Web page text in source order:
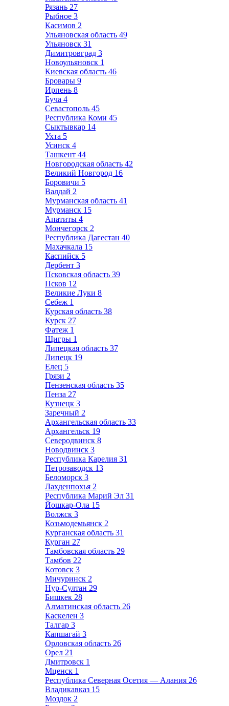
Рязань 27
Рыбное 3
Касимов 2
Ульяновская область 49
Ульяновск 31
Димитровград 3
Новоульяновск 1
Киевская область 46
Бровары 9
Ирпень 8
Буча 4
Севастополь 45
Республика Коми 45
Сыктывкар 14
Ухта 5
Усинск 4
Ташкент 44
Новгородская область 42
Великий Новгород 16
Боровичи 5
Валдай 2
Мурманская область 41
Мурманск 15
Апатиты 4
Мончегорск 2
Республика Дагестан 40
Махачкала 15
Каспийск 5
Дербент 3
Псковская область 39
Псков 12
Великие Луки 8
Себеж 1
Курская область 38
Курск 27
Фатеж 1
Щигры 1
Липецкая область 37
Липецк 19
Елец 5
Грязи 2
Пензенская область 35
Пенза 27
Кузнецк 3
Заречный 2
Архангельская область 33
Архангельск 19
Северодвинск 8
Новодвинск 3
Республика Карелия 31
Петрозаводск 13
Беломорск 3
Лахденпохья 2
Республика Марий Эл 31
Йошкар-Ола 15
Волжск 3
Козьмодемьянск 2
Курганская область 31
Курган 27
Тамбовская область 29
Тамбов 22
Котовск 3
Мичуринск 2
Нур-Султан 29
Бишкек 28
Алматинская область 26
Каскелен 3
Талгар 3
Капшагай 3
Орловская область 26
Орел 21
Дмитровск 1
Мценск 1
Республика Северная Осетия — Алания 26
Владикавказ 15
Моздок 2